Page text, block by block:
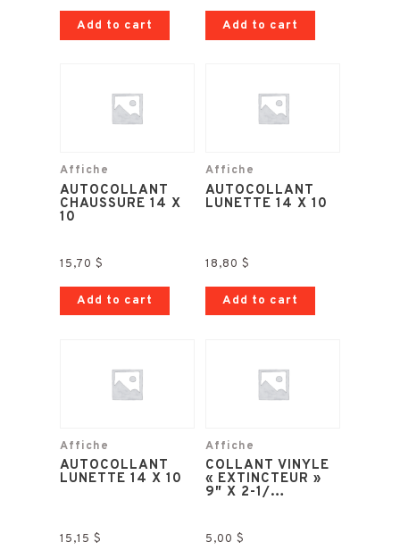
Add to cart Add to cart
Affiche
AUTOCOLLANT
CHAUSSURE 14 X
10
15,70 $
Add to cart
Affiche
AUTOCOLLANT
LUNETTE 14 X 10
18,80$
Add to cart
Affiche
AUTOCOLLANT
LUNETTE 14 X 10
15,15 $
Affiche
COLLANT VINYLE
« EXTINCTEUR »
9″ X 2-1/…
5,00$